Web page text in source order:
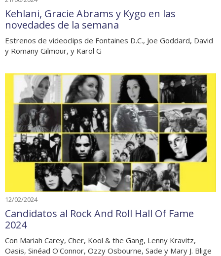
Kehlani, Gracie Abrams y Kygo en las
novedades de la semana
Estrenos de videoclips de Fontaines D.C., Joe Goddard, David
y Romany Gilmour, y Karol G
12/02/2024
Candidatos al Rock And Roll Hall Of Fame
2024
Con Mariah Carey, Cher, Kool & the Gang, Lenny Kravitz,
Oasis, Sinéad O'Connor, Ozzy Osbourne, Sade y Mary J. Blige